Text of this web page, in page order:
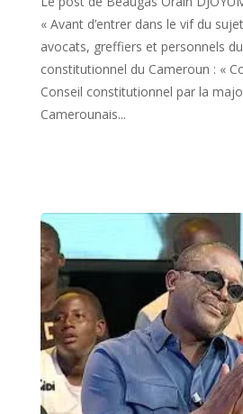
« Avant d’entrer dans le vif du
avocats, greffiers et personnels
constitutionnel du Cameroun : «
Conseil constitutionnel par la
Camerounais...